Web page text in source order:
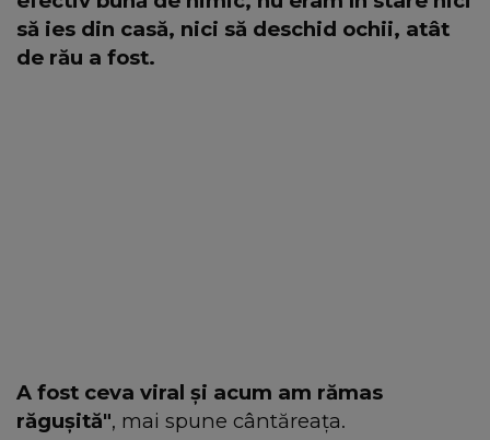
să ies din casă, nici să deschid ochii, atât
de rău a fost.
A fost ceva viral și acum am rămas
răgușită", mai spune cântăreața.